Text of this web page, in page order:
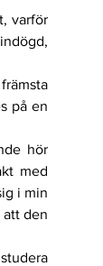
varför
på en
hör
med
i min
att den